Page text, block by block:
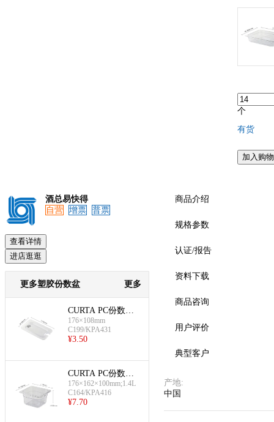
个
有货
加入购
酒总易快得
自营
增票 普票
查看详情
进店逛逛
更多塑胶份数盆 更多
CURTA PC份数盆
标准盖(1/9份盆盖-
带槽,透明)
176×108mm
C199/KPA431
¥3.50
CURTA PC份数盆
(1/6份盆-100mm深)
176×162×100mm;1.4L
C164/KPA416
¥7.70
商品介绍
规格参数
认证/报告
资料下载
商品咨询
用户评价
典型客户
产地:
中国